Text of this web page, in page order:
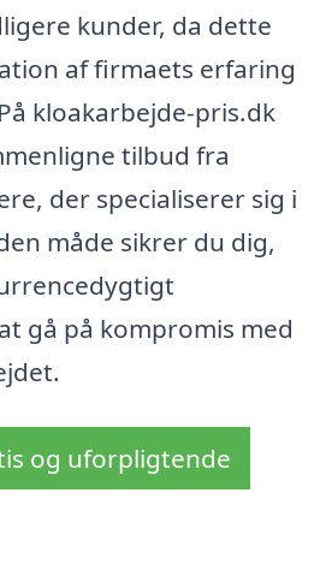
kunder, da dette
af firmaets erfaring
kloakarbejde-pris.dk
tilbud fra
der specialiserer sig i
måde sikrer du dig,
gå på kompromis med
og uforpligtende